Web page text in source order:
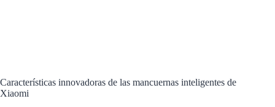
Características innovadoras de las mancuernas inteligentes de
Xiaomi